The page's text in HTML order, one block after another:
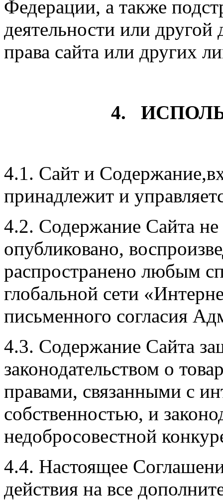
Федерации, а также
деятельности или
права сайта или других
4.
4.1. Сайт и
принадлежит и
4.2. Содержание Сайта
опубликовано,
распространено любым
глобальной сети
письменного согласия
4.3. Содержание Сайта
законодательством о
правами, связанными с
собственностью, и
недобросовестной
4.4. Настоящее
действия на все